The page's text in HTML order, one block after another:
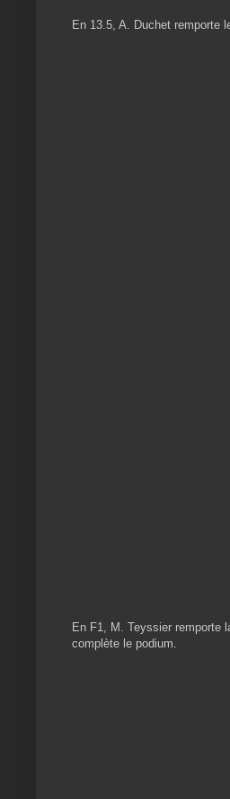
En 13.5, A. Duchet remporte
En F1, M. Teyssier remporte
complète le podium.